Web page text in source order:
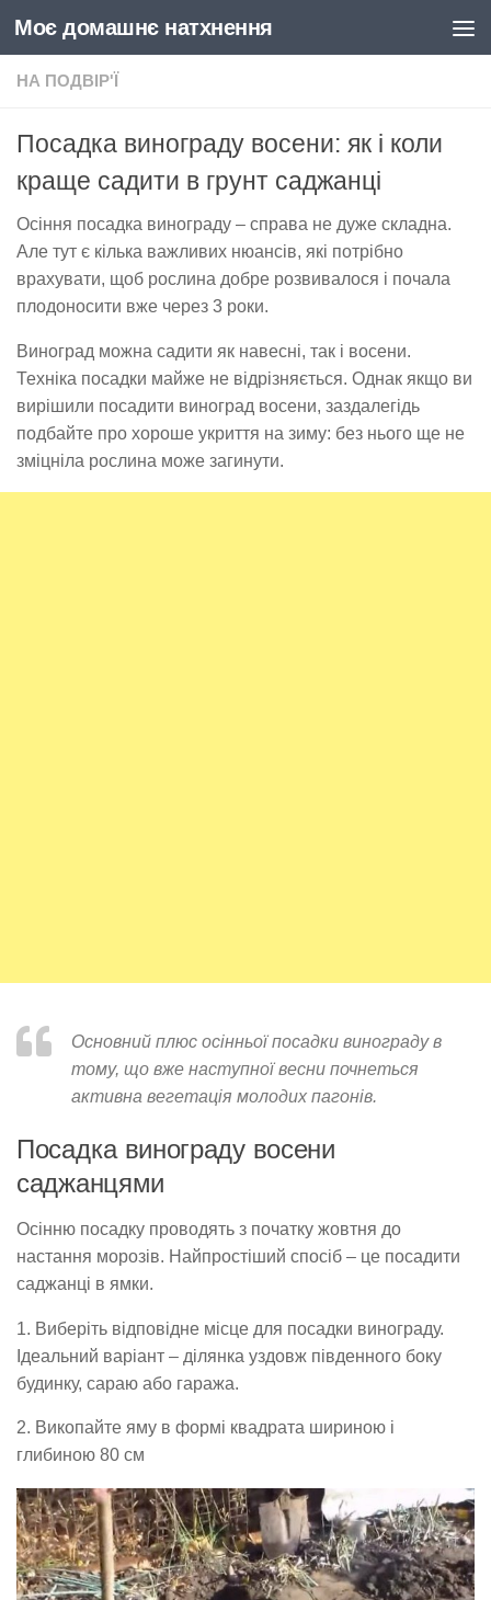
Skip to content
Моє домашнє натхнення
НА ПОДВІР'Ї
Посадка винограду восени: як і коли
краще садити в грунт саджанці
Осіння посадка винограду – справа не дуже складна.
Але тут є кілька важливих нюансів, які потрібно
врахувати, щоб рослина добре розвивалося і почала
плодоносити вже через 3 роки.
Виноград можна садити як навесні, так і восени.
Техніка посадки майже не відрізняється. Однак якщо ви
вирішили посадити виноград восени, заздалегідь
подбайте про хороше укриття на зиму: без нього ще не
зміцніла рослина може загинути.
Основний плюс осінньої посадки винограду в
тому, що вже наступної весни почнеться
активна вегетація молодих пагонів.
Посадка винограду восени
саджанцями
Осінню посадку проводять з початку жовтня до
настання морозів. Найпростіший спосіб – це посадити
саджанці в ямки.
1. Виберіть відповідне місце для посадки винограду.
Ідеальний варіант – ділянка уздовж південного боку
будинку, сараю або гаража.
2. Викопайте яму в формі квадрата шириною і
глибиною 80 см